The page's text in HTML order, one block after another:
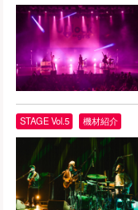
STAGE Vol.5 機材紹介